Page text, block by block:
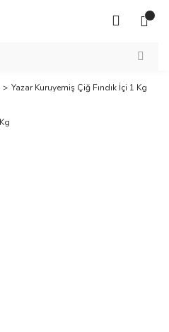
Yazar Kuruyemiş Çiğ Fındık İçi 1 Kg